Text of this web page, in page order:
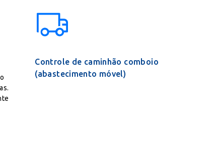
Controle de caminhão comboio
(abastecimento móvel)